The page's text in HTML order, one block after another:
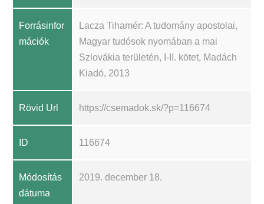
Forrásinfor
mációk
Lacza Tihamér: A tudomány apostolai,
Magyar tudósok nyomában a mai
Szlovákia területén, I-II. kötet, Madách
Kiadó, 2013
Rövid Url https://csemadok.sk/?p=116674
ID 116674
Módosítás
dátuma
2019. december 18.